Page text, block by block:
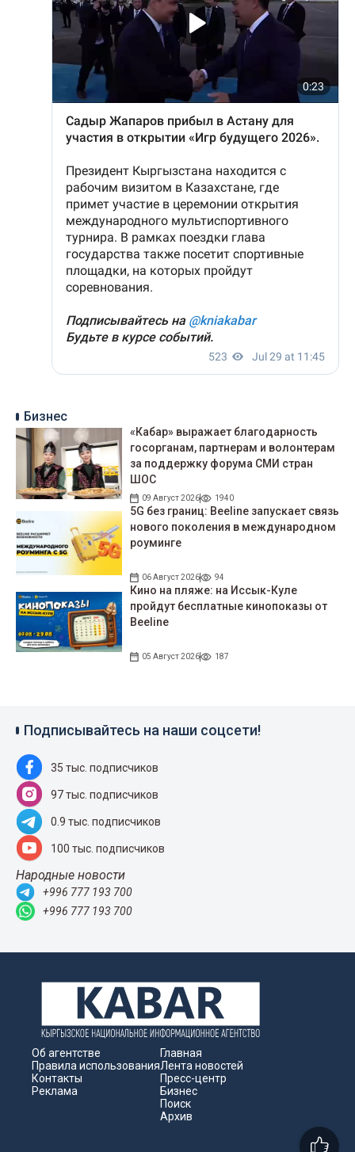
Бизнес
«Кабар» выражает благодарность
госорганам, партнерам и волонтерам
за поддержку форума СМИ стран
ШОС
09 Август 2026 1940
5G без границ: Beeline запускает связь
нового поколения в международном
роуминге
06 Август 2026 94
Кино на пляже: на Иссык-Куле
пройдут беcплатные кинопоказы от
Beeline
05 Август 2026 187
Подписывайтесь на наши соцсети!
35 тыс. подписчиков
97 тыс. подписчиков
0.9 тыс. подписчиков
100 тыс. подписчиков
Народные новости
+996 777 193 700
+996 777 193 700
Об агентстве
Правила использования
Контакты
Реклама
Главная
Лента новостей
Пресс-центр
Бизнес
Поиск
Архив